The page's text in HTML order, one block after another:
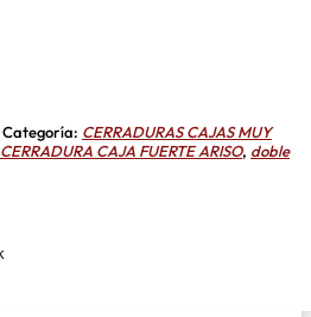
Categoría: CERRADURAS CAJAS MUY
CERRADURA CAJA FUERTE ARISO, doble